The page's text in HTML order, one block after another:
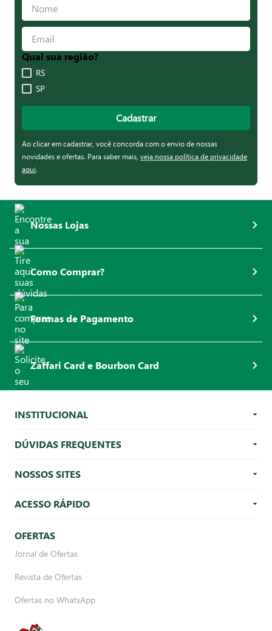
Qual sua região?
RS
SP
Cadastrar
Ao clicar em cadastrar, você concorda com o envio de nossas
novidades e ofertas. Para saber mais, veja nossa política de privacidade
aqui.
Nossas Lojas
Como Comprar?
Formas de Pagamento
Zaffari Card e Bourbon Card
INSTITUCIONAL
DÚVIDAS FREQUENTES
NOSSOS SITES
ACESSO RÁPIDO
OFERTAS
Jornal de Ofertas
Revista de Ofertas
Ofertas no WhatsApp